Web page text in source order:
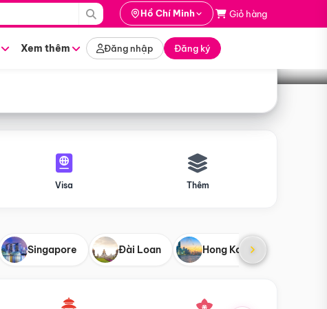
Hồ Chí Minh Giỏ hàng
Xem thêm Đăng nhập Đăng ký
Tìm tour
Visa Thêm
Singapore Đài Loan Hong Kong